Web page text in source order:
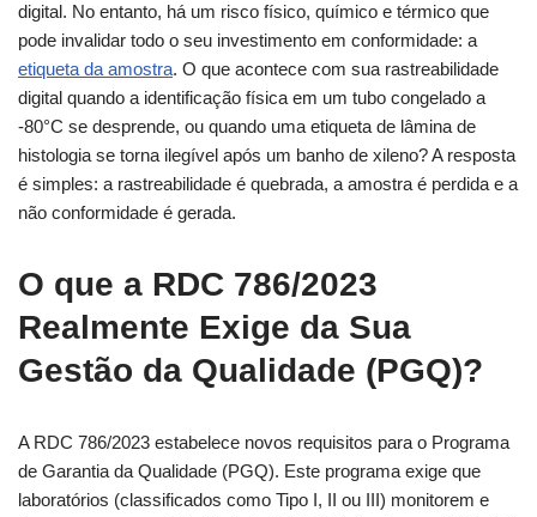
digital. No entanto, há um risco físico, químico e térmico que
pode invalidar todo o seu investimento em conformidade: a
etiqueta da amostra. O que acontece com sua rastreabilidade
digital quando a identificação física em um tubo congelado a
-80°C se desprende, ou quando uma etiqueta de lâmina de
histologia se torna ilegível após um banho de xileno? A resposta
é simples: a rastreabilidade é quebrada, a amostra é perdida e a
não conformidade é gerada.
O que a RDC 786/2023
Realmente Exige da Sua
Gestão da Qualidade (PGQ)?
A RDC 786/2023 estabelece novos requisitos para o Programa
de Garantia da Qualidade (PGQ). Este programa exige que
laboratórios (classificados como Tipo I, II ou III) monitorem e